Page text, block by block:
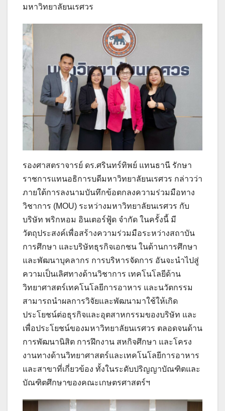
มหาวิทยาลัยนเรศวร
รองศาสตราจารย์ ดร.ศรินทร์ทิพย์ แทนธานี รักษา
ราชการแทนอธิการบดีมหาวิทยาลัยนเรศวร กล่าวว่า
ภายใต้การลงนามบันทึกข้อตกลงความร่วมมือทาง
วิชาการ (MOU) ระหว่างมหาวิทยาลัยนเรศวร กับ
บริษัท พริกหอม อินเตอร์ฟู้ด จำกัด ในครั้งนี้ มี
วัตถุประสงค์เพื่อสร้างความร่วมมือระหว่างสถาบัน
การศึกษา และบริษัทธุรกิจเอกชน ในด้านการศึกษา
และพัฒนาบุคลากร การบริหารจัดการ อันจะนำไปสู่
ความเป็นเลิศทางด้านวิชาการ เทคโนโลยีด้าน
วิทยาศาสตร์เทคโนโลยีการอาหาร และนวัตกรรม
สามารถนำผลการวิจัยและพัฒนามาใช้ให้เกิด
ประโยชน์ต่อธุรกิจและอุตสาหกรรมของบริษัท และ
เพื่อประโยชน์ของมหาวิทยาลัยนเรศวร ตลอดจนด้าน
การพัฒนานิสิต การฝึกงาน สหกิจศึกษา และโครง
งานทางด้านวิทยาศาสตร์และเทคโนโลยีการอาหาร
และสาขาที่เกี่ยวข้อง ทั้งในระดับปริญญาบัณฑิตและ
บัณฑิตศึกษาของคณะเกษตรศาสตร์ฯ